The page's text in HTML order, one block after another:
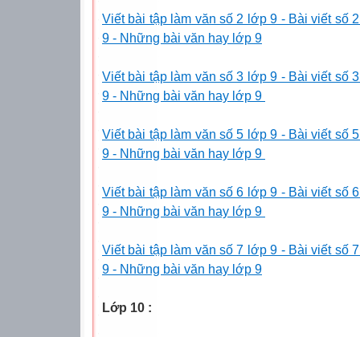
Viết bài tập làm văn số 2 lớp 9 - Bài viết số
9 - Những bài văn hay lớp 9
Viết bài tập làm văn số 3 lớp 9 - Bài viết số
9 - Những bài văn hay lớp 9
Viết bài tập làm văn số 5 lớp 9 - Bài viết số
9 - Những bài văn hay lớp 9
Viết bài tập làm văn số 6 lớp 9 - Bài viết số
9 - Những bài văn hay lớp 9
Viết bài tập làm văn số 7 lớp 9 - Bài viết số
9 - Những bài văn hay lớp 9
Lớp 10 :